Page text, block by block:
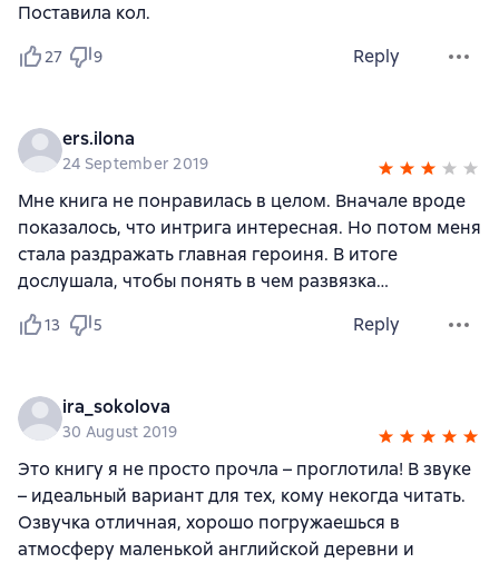
Поставила кол.
27 9 Reply
ers.ilona
24 September 2019
Мне книга не понравилась в целом. Вначале вроде
показалось, что интрига интересная. Но потом меня
стала раздражать главная героиня. В итоге
дослушала, чтобы понять в чем развязка…
13 5 Reply
ira_sokolova
30 August 2019
Это книгу я не просто прочла – проглотила! В звуке
– идеальный вариант для тех, кому некогда читать.
Озвучка отличная, хорошо погружаешься в
атмосферу маленькой английской деревни и